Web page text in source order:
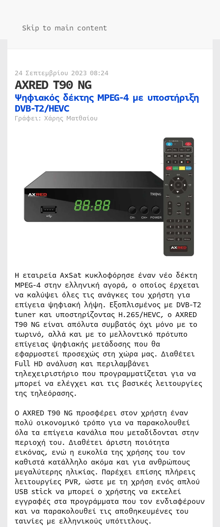
Skip to main content
24 Σεπτεμβρίου 2023 08:24
AXRED T90 NG
Ψηφιακός δέκτης MPEG-4 με υποστήριξη
DVB-T2/HEVC
Γράφει: Χάρης Ματθαίου
Η εταιρεία AxSat κυκλοφόρησε έναν νέο δέκτη
MPEG-4 στην ελληνική αγορά, ο οποίος έρχεται
να καλύψει όλες τις ανάγκες του χρήστη για
επίγεια ψηφιακή λήψη. Εξοπλισμένος με DVB-T2
tuner και υποστηρίζοντας H.265/HEVC, ο AXRED
T90 NG είναι απόλυτα συμβατός όχι μόνο με το
τωρινό, αλλά και με το μελλοντικό πρότυπο
επίγειας ψηφιακής μετάδοσης που θα
εφαρμοστεί προσεχώς στη χώρα μας. Διαθέτει
Full HD ανάλυση και περιλαμβάνει
τηλεχειριστήριο που προγραμματίζεται για να
μπορεί να ελέγχει και τις βασικές λειτουργίες
της τηλεόρασης.
O AXRED T90 NG προσφέρει στον χρήστη έναν
πολύ οικονομικό τρόπο για να παρακολουθεί
όλα τα επίγεια κανάλια που μεταδίδονται στην
περιοχή του. Διαθέτει άριστη ποιότητα
εικόνας, ενώ η ευκολία της χρήσης του τον
καθιστά κατάλληλο ακόμα και για ανθρώπους
μεγαλύτερης ηλικίας. Παρέχει επίσης πλήρεις
λειτουργίες PVR, ώστε με τη χρήση ενός απλού
USB stick να μπορεί ο χρήστης να εκτελεί
εγγραφές στα προγράμματα που τον ενδιαφέρουν
και να παρακολουθεί τις αποθηκευμένες του
ταινίες με ελληνικούς υπότιτλους.